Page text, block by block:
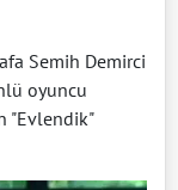
Semih Demirci
oyuncu
"Evlendik"